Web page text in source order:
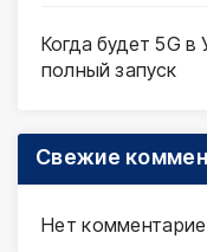
Когда будет 5G
полный запуск
Свежие
Нет